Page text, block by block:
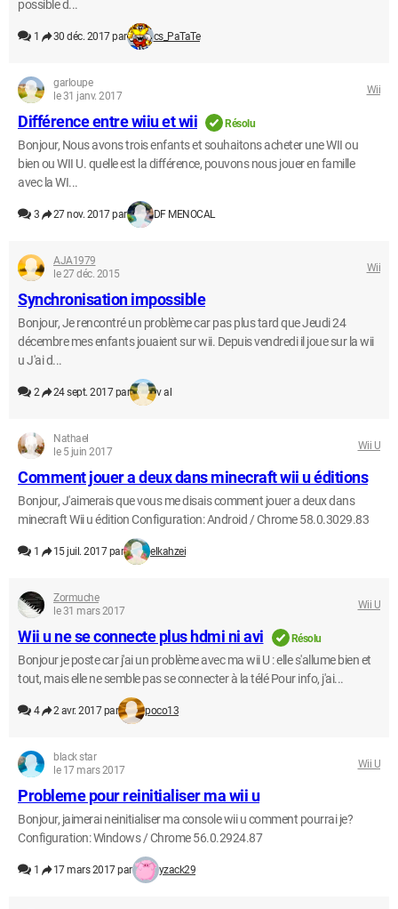
possible d...
1 30 déc. 2017 par cs_PaTaTe
garloupe
le 31 janv. 2017
Wii
Différence entre wiiu et wii Résolu
Bonjour, Nous avons trois enfants et souhaitons acheter une WII ou
bien ou WII U. quelle est la différence, pouvons nous jouer en famille
avec la WI...
3 27 nov. 2017 par DF MENOCAL
AJA1979
le 27 déc. 2015
Wii
Synchronisation impossible
Bonjour, Je rencontré un problème car pas plus tard que Jeudi 24
décembre mes enfants jouaient sur wii. Depuis vendredi il joue sur la wii
u J'ai d...
2 24 sept. 2017 par v al
Nathael
le 5 juin 2017
Wii U
Comment jouer a deux dans minecraft wii u éditions
Bonjour, J'aimerais que vous me disais comment jouer a deux dans
minecraft Wii u édition Configuration: Android / Chrome 58.0.3029.83
1 15 juil. 2017 par elkahzei
Zormuche
le 31 mars 2017
Wii U
Wii u ne se connecte plus hdmi ni avi Résolu
Bonjour je poste car j'ai un problème avec ma wii U : elle s'allume bien et
tout, mais elle ne semble pas se connecter à la télé Pour info, j'ai...
4 2 avr. 2017 par poco13
black star
le 17 mars 2017
Wii U
Probleme pour reinitialiser ma wii u
Bonjour, jaimerai neinitialiser ma console wii u comment pourrai je?
Configuration: Windows / Chrome 56.0.2924.87
1 17 mars 2017 par yzack29